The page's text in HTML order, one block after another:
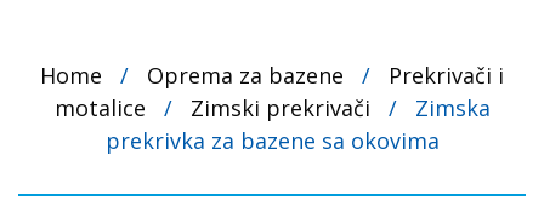
Home / Oprema za bazene /
Prekrivači i
motalice
/ Zimski prekrivači /
Zimska
prekrivka za bazene sa okovima